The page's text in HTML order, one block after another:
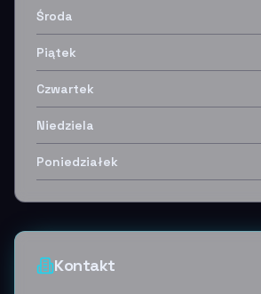
Środa
Piątek
Czwartek
Niedziela
Poniedziałek
Kontakt